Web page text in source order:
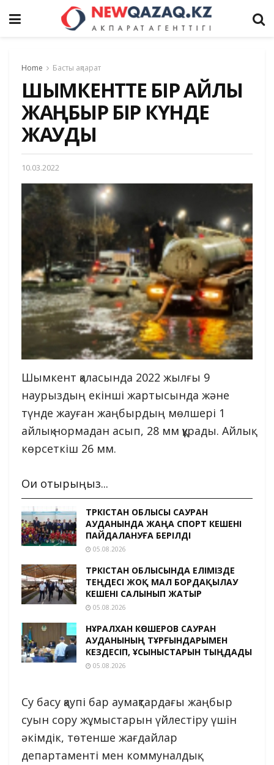
Home Басты ақпарат
ШЫМКЕНТТЕ БІР АЙЛЫҚ
ЖАҢБЫР БІР КҮНДЕ
ЖАУДЫ
10.03.2022
Шымкент қаласында 2022 жылғы 9
наурыздың екінші жартысында және
түнде жауған жаңбырдың мөлшері 1
айлық нормадан асып, 28 мм құрады. Айлық
көрсеткіш 26 мм.
Оқи отырыңыз...
ТҮРКІСТАН ОБЛЫСЫ САУРАН
АУДАНЫНДА ЖАҢА СПОРТ КЕШЕНІ
ПАЙДАЛАНУҒА БЕРІЛДІ
05.08.2026
ТҮРКІСТАН ОБЛЫСЫНДА ЕЛІМІЗДЕ
ТЕҢДЕСІ ЖОҚ МАЛ БОРДАҚЫЛАУ
КЕШЕНІ САЛЫНЫП ЖАТЫР
05.08.2026
НҰРАЛХАН КӨШЕРОВ САУРАН
АУДАНЫНЫҢ ТҰРҒЫНДАРЫМЕН
КЕЗДЕСІП, ҰСЫНЫСТАРЫН ТЫҢДАДЫ
05.08.2026
Су басу қаупі бар аумақтардағы жаңбыр
суын сору жұмыстарын үйлестіру үшін
әкімдік, төтенше жағдайлар
департаменті мен коммуналдық